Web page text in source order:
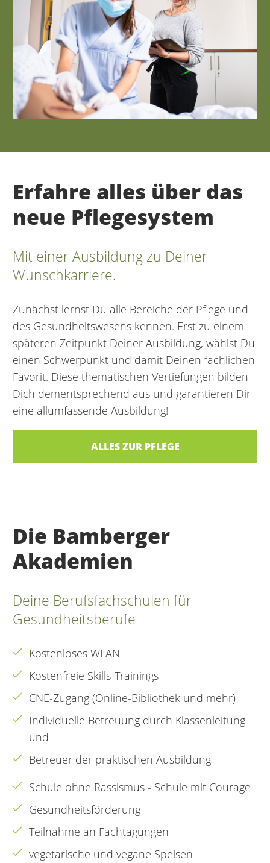
Erfahre alles über das
neue Pflegesystem
Mit einer Ausbildung zu Deiner
Wunschkarriere.
Zunächst lernst Du alle Bereiche der Pflege und
des Gesundheitswesens kennen. Erst zu einem
späteren Zeitpunkt Deiner Ausbildung, wählst Du
einen Schwerpunkt und damit Deinen fachlichen
Favorit. Diese thematischen Vertiefungen bilden
Dich dementsprechend aus und garantieren Dir
eine allumfassende Ausbildung!
ALLES ZUR PFLEGE
Die Bamberger
Akademien
Deine Berufsfachschulen für
Gesundheitsberufe
Kostenloses WLAN
Kostenfreie Skills-Trainings
CNE-Zugang (Online-Bibliothek und mehr)
Individuelle Betreuung durch Klassenleitung
und
Betreuer der praktischen Ausbildung
Schule ohne Rassismus - Schule mit Courage
Gesundheitsförderung
Teilnahme an Fachtagungen
vegetarische und vegane Speisen